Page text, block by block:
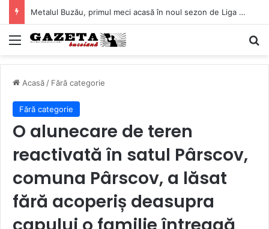
Metalul Buzău, primul meci acasă în noul sezon de Liga 2. Obiectiv clar înaintea duelului cu CS Afumați
Mediu
Acasă / Fără categorie
Fără categorie
O alunecare de teren
reactivată în satul Pârscov,
comuna Pârscov, a lăsat
fără acoperiș deasupra